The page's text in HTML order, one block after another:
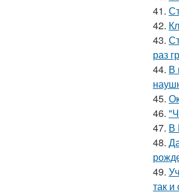
41.
42.
43.
раз
44. В
45.
46.
47. В
48.
49.
так и